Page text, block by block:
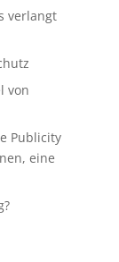
verlangt
von
Publicity
eine